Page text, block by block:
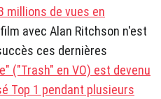
millions de vues en
avec Alan Ritchson n'est
ces dernières
("Trash" en VO) est devenu
Top 1 pendant plusieurs